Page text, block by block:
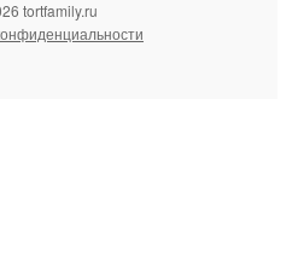
tortfamily.ru